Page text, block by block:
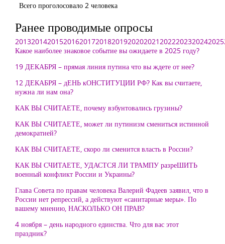
Всего проголосовало 2 человека
Ранее проводимые опросы
2013201420152016201720182019202020212022202320242025
Какое наиболее знаковое событие вы ожидаете в 2025 году?
19 ДЕКАБРЯ – прямая линия путина что вы ждете от нее?
12 ДЕКАБРЯ – дЕНЬ кОНСТИТУЦИИ РФ? Как вы считаете,
нужна ли нам она?
КАК ВЫ СЧИТАЕТЕ, почему взбунтовались грузины?
КАК ВЫ СЧИТАЕТЕ, может ли путинизм смениться истинной
демократией?
КАК ВЫ СЧИТАЕТЕ, скоро ли сменится власть в России?
КАК ВЫ СЧИТАЕТЕ, УДАСТСЯ ЛИ ТРАМПУ разреШИТЬ
военный конфликт России и Украины?
Глава Совета по правам человека Валерий Фадеев заявил, что в
России нет репрессий, а действуют «санитарные меры». По
вашему мнению, НАСКОЛЬКО ОН ПРАВ?
4 ноября – день народного единства. Что для вас этот
праздник?